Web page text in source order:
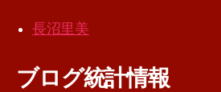
長沼里美
ブログ統計情報